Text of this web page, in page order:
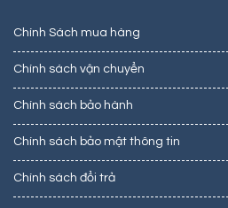
Chính Sách mua hàng
Chính sách vận chuyển
Chính sách bảo hành
Chính sách bảo mật thông tin
Chính sách đổi trả